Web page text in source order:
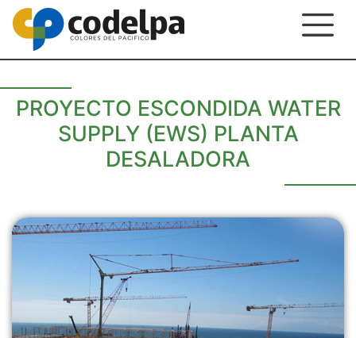
PROYECTO ESCONDIDA WATER
SUPPLY (EWS) PLANTA
DESALADORA